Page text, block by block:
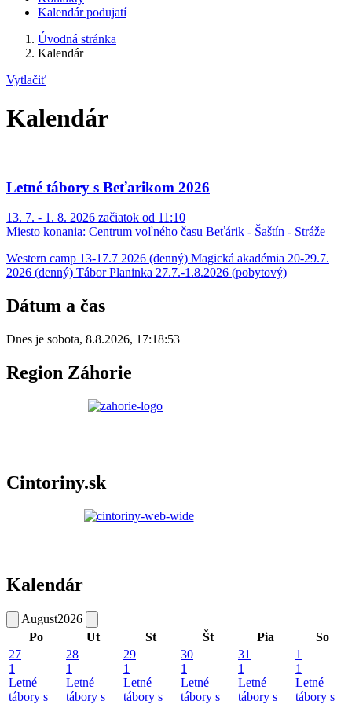
Kalendár podujatí
Úvodná stránka
Kalendár
Vytlačiť
Kalendár
Letné tábory s Beťarikom 2026
13. 7. - 1. 8. 2026 začiatok od 11:10
Miesto konania: Centrum voľného času Beťárik - Šaštín - Stráže
Western camp 13-17.7 2026 (denný) Magická akadémia 20-29.7.
2026 (denný) Tábor Planinka 27.7.-1.8.2026 (pobytový)
Dátum a čas
Dnes je sobota, 8.8.2026, 17:18:53
Region Záhorie
Cintoriny.sk
Kalendár
August2026
Po
Ut St Št Pia
So
27
1
Letné
tábory s
28
1
Letné
tábory s
29
1
Letné
tábory s
30
1
Letné
tábory s
31
1
Letné
tábory s
1
1
Letné
tábory s